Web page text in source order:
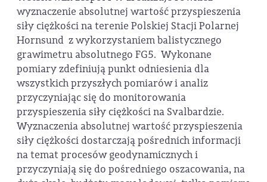
wyznaczenie absolutnej wartość przyspieszenia
siły ciężkości na terenie Polskiej Stacji Polarnej
Hornsund z wykorzystaniem balistycznego
grawimetru absolutnego FG5. Wykonane
pomiary zdefiniują punkt odniesienia dla
wszystkich przyszłych pomiarów i analiz
przyczyniając się do monitorowania
przyspieszenia siły ciężkości na Svalbardzie.
Wyznaczenia absolutnej wartość przyspieszenia
siły ciężkości dostarczają pośrednich informacji
na temat procesów geodynamicznych i
przyczyniają się do pośredniego oszacowania, na